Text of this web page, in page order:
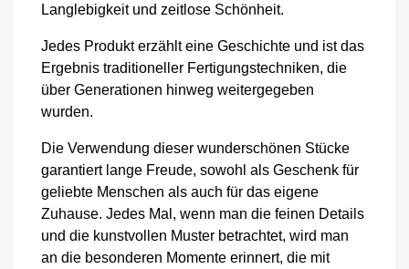
Langlebigkeit und zeitlose Schönheit.
Jedes Produkt erzählt eine Geschichte und ist das
Ergebnis traditioneller Fertigungstechniken, die
über Generationen hinweg weitergegeben
wurden.
Die Verwendung dieser wunderschönen Stücke
garantiert lange Freude, sowohl als Geschenk für
geliebte Menschen als auch für das eigene
Zuhause. Jedes Mal, wenn man die feinen Details
und die kunstvollen Muster betrachtet, wird man
an die besonderen Momente erinnert, die mit